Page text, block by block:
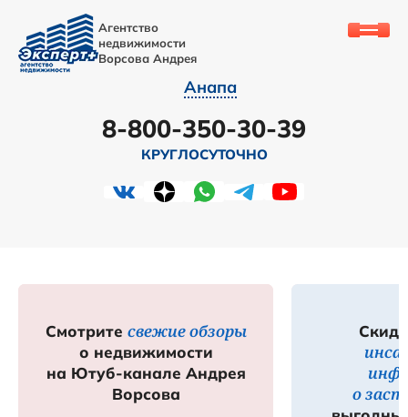
Агентство
недвижимости
Ворсова Андрея
Анапа
8-800-350-30-39
КРУГЛОСУТОЧНО
Смотрите свежие обзоры
о недвижимости
на Ютуб-канале Андрея
Ворсова
о